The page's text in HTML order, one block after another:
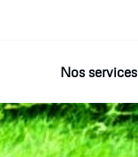
Nos services